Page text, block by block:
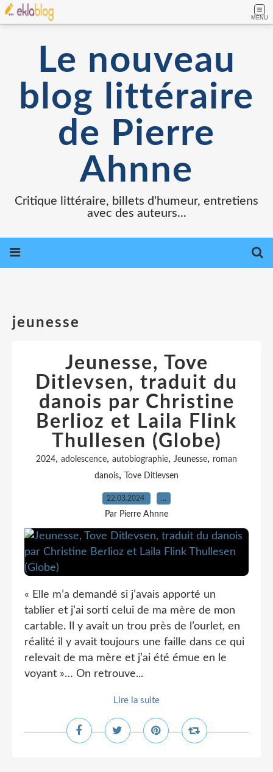
MENU
Le nouveau
blog littéraire
de Pierre
Ahnne
Critique littéraire, billets d'humeur, entretiens
avec des auteurs...
jeunesse
Jeunesse, Tove
Ditlevsen, traduit du
danois par Christine
Berlioz et Laila Flink
Thullesen (Globe)
2024, adolescence, autobiographie, Jeunesse, roman
danois, Tove Ditlevsen
22.03.2024 …
Par Pierre Ahnne
« Elle m’a demandé si j’avais apporté un
tablier et j’ai sorti celui de ma mère de mon
cartable. Il y avait un trou près de l’ourlet, en
réalité il y avait toujours une faille dans ce qui
relevait de ma mère et j’ai été émue en le
voyant »… On retrouve...
Lire la suite